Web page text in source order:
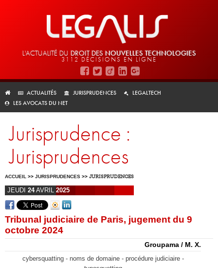
L'ACTUALITÉ DU DROIT DES NOUVELLES TECHNOLOGIES
3112 DÉCISIONS EN LIGNE
ACTUALITÉS JURISPRUDENCES
LEGALTECH
LES AVOCATS DU NET
Jurisprudence :
Jurisprudences
ACCUEIL >> JURISPRUDENCES >> JURISPRUDENCES
JEUDI 24AVRIL 2025
Tribunal judiciaire de Paris, jugement du 9
octobre 2024
Groupama / M. X.
cybersquatting - noms de domaine - procédure judiciaire -